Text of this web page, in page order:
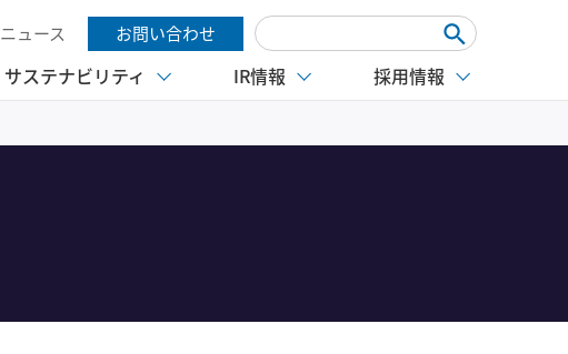
ニュース お問い合わせ
サステナビリティ IR情報 採用情報